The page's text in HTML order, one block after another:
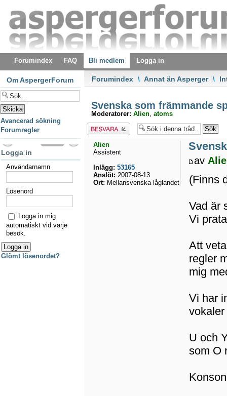
Forumindex FAQ Bli medlem Logga in
Forumindex \ Annat än Asperger \
Svenska som främmande
Moderatorer: Alien, atoms
Besvara
av
(Finns
Vad är
Vi
Att
regler
mig
Vi har
vokaler
U och
som O
Alien
Assistent
Inlägg: 53165
Anslöt: 2007-08-13
Ort: Mellansvenska låglandet
Om AspergerForum
Avancerad sökning
Forumregler
Logga in
Användarnamn
Lösenord
Logga in mig
automatiskt vid varje
besök.
Glömt lösenordet?